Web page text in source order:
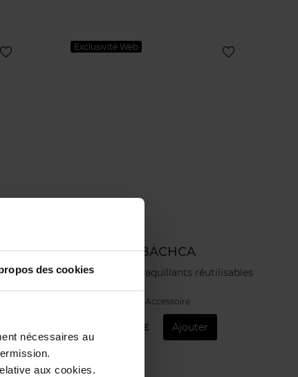
des cookies
nécessaires au
aux cookies.
Exclusivité Web
BACHCA
2 carrés démaquillants réutilisables
Accessoire
4,90 € Ajouter